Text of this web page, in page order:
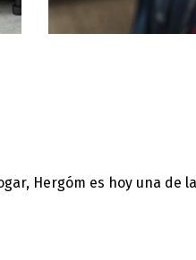
Hergóm es hoy una de